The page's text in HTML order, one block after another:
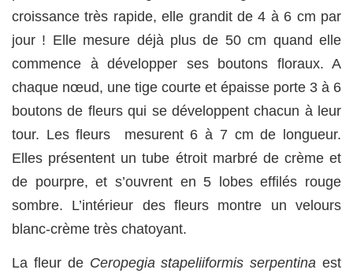
croissance très rapide, elle grandit de 4 à 6 cm par
jour ! Elle mesure déjà plus de 50 cm quand elle
commence à développer ses boutons floraux. A
chaque nœud, une tige courte et épaisse porte 3 à 6
boutons de fleurs qui se développent chacun à leur
tour. Les fleurs mesurent 6 à 7 cm de longueur.
Elles présentent un tube étroit marbré de crème et
de pourpre, et s’ouvrent en 5 lobes effilés rouge
sombre. L’intérieur des fleurs montre un velours
blanc-crème très chatoyant.
La fleur de Ceropegia stapeliiformis serpentina est